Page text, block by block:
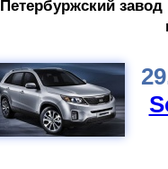
Петербуржский